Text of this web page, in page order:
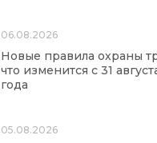
06.08.2026
Новые правила охраны
что изменится с 31
года
05.08.2026